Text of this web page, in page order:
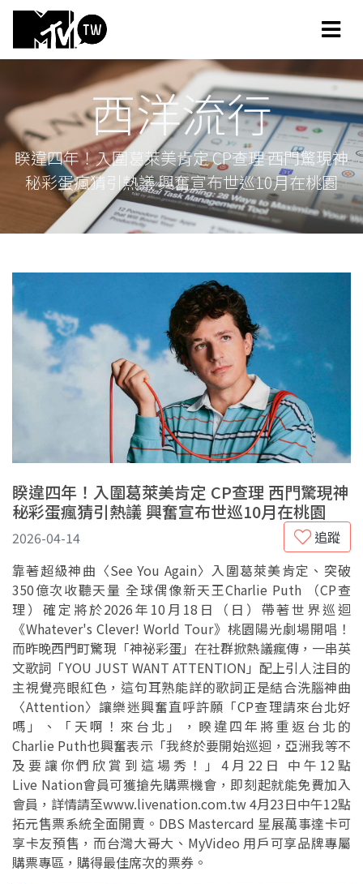
西洋流行
睽違四年！入圍葛萊美肯定 CP查理 西門驚現神
秘彩蛋瘋猜引熱議 興奮宣布世巡10月在桃園
睽違四年！入圍葛萊美肯定 CP查理 西門驚現神
秘彩蛋瘋猜引熱議 興奮宣布世巡10月在桃園
追蹤
2026-04-14
靠著超級神曲〈See You Again〉入圍葛萊美肯定、突破
350億次收聽天量 全球偶像新天王Charlie Puth （CP查
理）確定將於2026年10月18日（日）帶著世界巡迴
《Whatever's Clever! World Tour》桃園陽光劇場開唱！
而昨晚西門町驚現「神祕彩蛋」在社群掀熱議瘋傳，一串英
文歌詞「YOU JUST WANT ATTENTION」配上引人注目的
主視覺亮眼紅色，這句耳熟能詳的歌詞正是結合洗腦神曲
〈Attention〉讓樂迷興奮直呼許願「CP查理請來台北好
嗎」、「天啊！來台北」，睽違四年將重返台北的
Charlie Puth也興奮表示「我終於要開始巡迴，亞洲我等不
及要讓你們欣賞到這場秀！」4月22日 中午12點
Live Nation會員可獲搶先購票機會，即刻起就能免費加入
會員，詳情請至www.livenation.com.tw 4月23日中午12點
拓元售票系統全面開賣。DBS Mastercard 星展萬事達卡可
享卡友預售，而台灣大哥大、MyVideo ⽤戶可享品牌專屬
購票專區，購得最佳席次的票券。